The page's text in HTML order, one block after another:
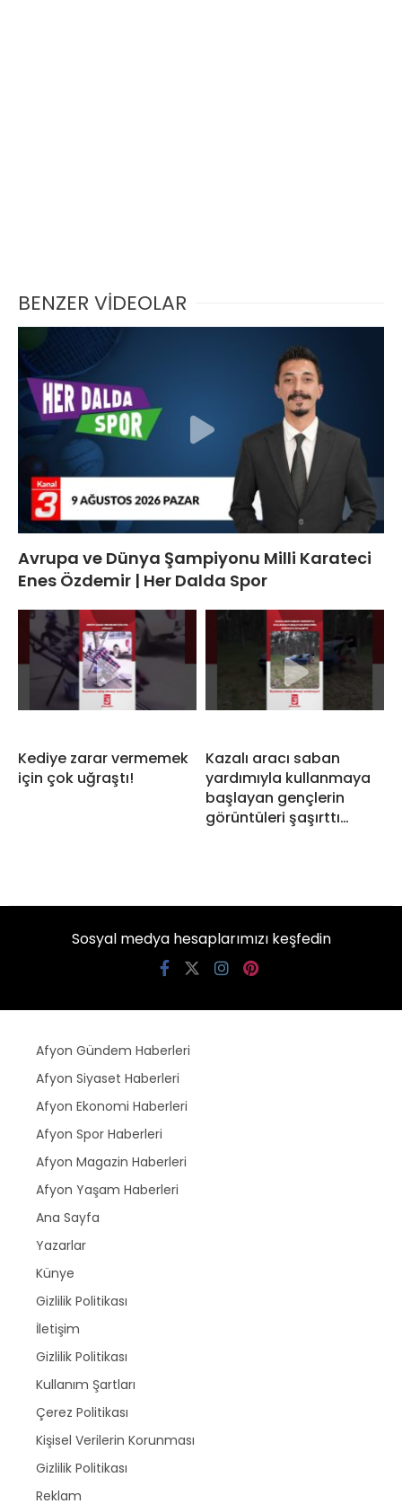
BENZER VİDEOLAR
Avrupa ve Dünya Şampiyonu Milli Karateci
Enes Özdemir | Her Dalda Spor
Kediye zarar vermemek
için çok uğraştı!
Kazalı aracı saban
yardımıyla kullanmaya
başlayan gençlerin
görüntüleri şaşırttı…
Sosyal medya hesaplarımızı keşfedin
Afyon Gündem Haberleri
Afyon Siyaset Haberleri
Afyon Ekonomi Haberleri
Afyon Spor Haberleri
Afyon Magazin Haberleri
Afyon Yaşam Haberleri
Ana Sayfa
Yazarlar
Künye
Gizlilik Politikası
İletişim
Gizlilik Politikası
Kullanım Şartları
Çerez Politikası
Kişisel Verilerin Korunması
Gizlilik Politikası
Reklam